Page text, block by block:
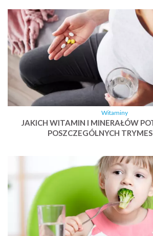
Witaminy
JAKICH WITAMIN I MINERAŁÓW
POSZCZEGÓLNYCH